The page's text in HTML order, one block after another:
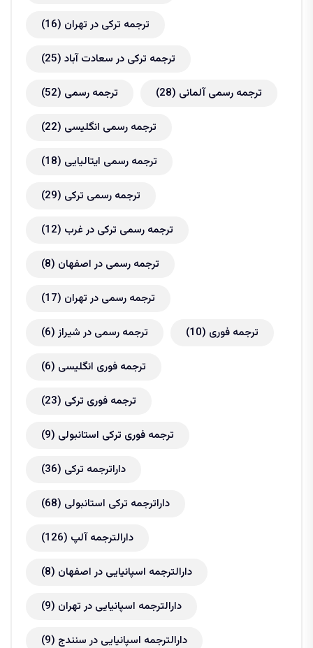
ترجمه ترکی در تهران (16)
ترجمه ترکی در سعادت آباد (25)
ترجمه رسمی (52) ترجمه رسمی آلمانی (28)
ترجمه رسمی انگلیسی (22)
ترجمه رسمی ایتالیایی (18)
ترجمه رسمی ترکی (29)
ترجمه رسمی ترکی در غرب (12)
ترجمه رسمی در اصفهان (8)
ترجمه رسمی در تهران (17)
ترجمه رسمی در شیراز(6) ترجمه فوری (10)
ترجمه فوری انگلیسی (6)
ترجمه فوری ترکی (23)
ترجمه فوری ترکی استانبولی (9)
داراترجمه ترکی (36)
داراترجمه ترکی استانبولی (68)
دارالترجمه آلپ (126)
دارالترجمه اسپانیایی در اصفهان (8)
دارالترجمه اسپانیایی در تهران (9)
دارالترجمه اسپانیایی در سنندج (9)